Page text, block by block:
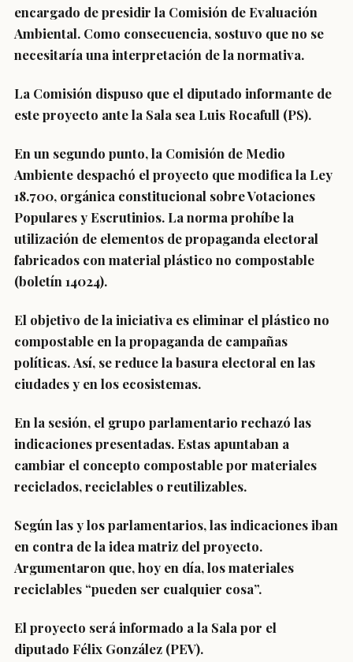
encargado de presidir la Comisión de Evaluación
Ambiental. Como consecuencia, sostuvo que no se
necesitaría una interpretación de la normativa.
La Comisión dispuso que el diputado informante de
este proyecto ante la Sala sea Luis Rocafull (PS).
En un segundo punto, la Comisión de Medio
Ambiente despachó el proyecto que modifica la Ley
18.700, orgánica constitucional sobre Votaciones
Populares y Escrutinios. La norma prohíbe la
utilización de elementos de propaganda electoral
fabricados con material plástico no compostable
(boletín 14024).
El objetivo de la iniciativa es eliminar el plástico no
compostable en la propaganda de campañas
políticas.Así, se reduce la basura electoral en las
ciudades y en los ecosistemas.
En la sesión, el grupo parlamentario rechazó las
indicaciones presentadas. Estas apuntaban a
cambiar el concepto compostable por materiales
reciclados, reciclables o reutilizables.
Según las y los parlamentarios, las indicaciones iban
en contra de la idea matriz del proyecto.
Argumentaron que, hoy en día, los materiales
reciclables “pueden ser cualquier cosa”.
El proyecto será informado a la Sala por el
diputado Félix González (PEV).